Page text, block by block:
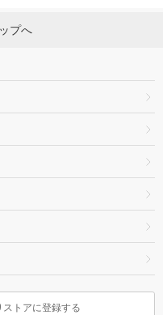
プへ
ストアに登録する